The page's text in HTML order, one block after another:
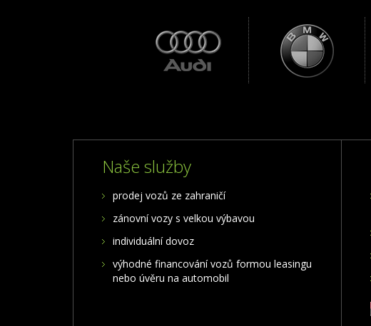
Naše služby
prodej vozů ze zahraničí
zánovní vozy s velkou výbavou
individuální dovoz
výhodné financování vozů formou leasingu
nebo úvěru na automobil